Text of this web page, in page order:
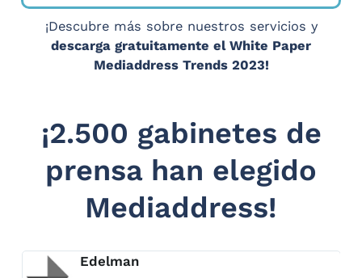
¡Descubre más sobre nuestros servicios y
descarga gratuitamente el White Paper
Mediaddress Trends 2023!
¡2.500 gabinetes de
prensa han elegido
Mediaddress!
Edelman